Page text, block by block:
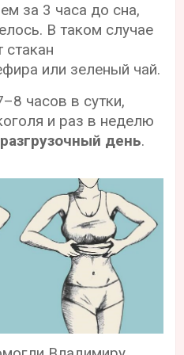
за 3 часа до сна,
В таком случае
или зеленый чай.
часов в сутки,
и раз в неделю
разгрузочный день.